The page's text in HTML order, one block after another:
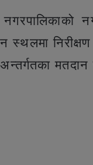
स्थलमा
अन्तर्गतका